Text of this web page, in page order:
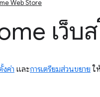
Web Store
เว็บ
งค่า และการเตรียมส่วนขยาย ใ